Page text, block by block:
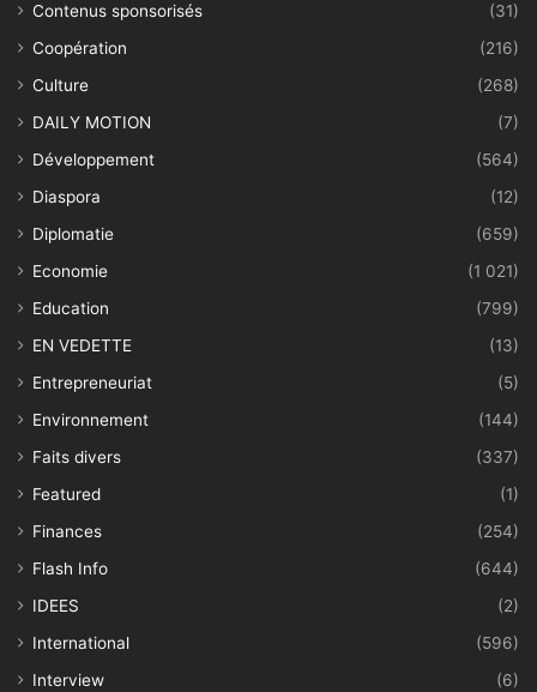
Contenus sponsorisés
(31)
Coopération
(216)
Culture
(268)
DAILY MOTION
(7)
Développement
(564)
Diaspora
(12)
Diplomatie
(659)
Economie
(1 021)
Education
(799)
EN VEDETTE
(13)
Entrepreneuriat
(5)
Environnement
(144)
Faits divers
(337)
Featured
(1)
Finances
(254)
Flash Info
(644)
IDEES
(2)
International
(596)
Interview
(6)